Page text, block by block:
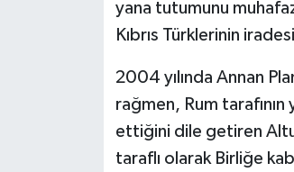
yana tutumunu
Kıbrıs Türklerinin
2004 yılında Annan
rağmen, Rum
ettiğini dile getiren
taraflı olarak Birliğe